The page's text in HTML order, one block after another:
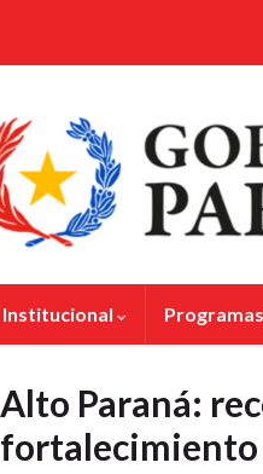
Institucional Programas
Alto Paraná:
fortalecimiento